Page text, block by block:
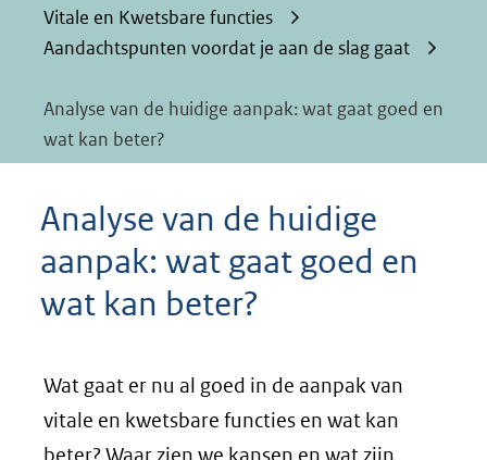
Vitale en Kwetsbare functies
Aandachtspunten voordat je aan de slag gaat
Analyse van de huidige aanpak: wat gaat goed en
wat kan beter?
Analyse van de huidige
aanpak: wat gaat goed en
wat kan beter?
Wat gaat er nu al goed in de aanpak van
vitale en kwetsbare functies en wat kan